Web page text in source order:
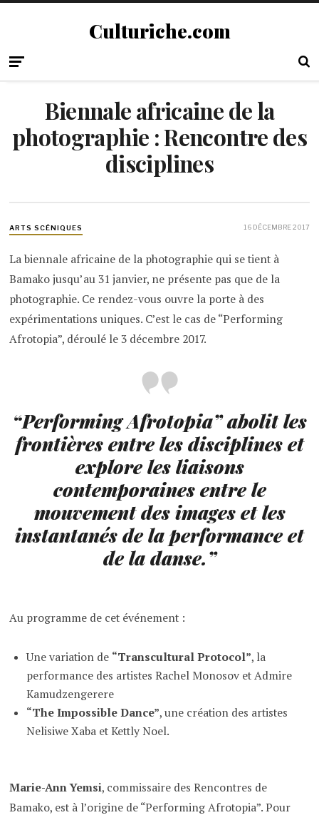
Culturiche.com
Biennale africaine de la
photographie : Rencontre des
disciplines
ARTS SCÉNIQUES 16 DÉCEMBRE 2017
La biennale africaine de la photographie qui se tient à
Bamako jusqu’au 31 janvier, ne présente pas que de la
photographie. Ce rendez-vous ouvre la porte à des
expérimentations uniques. C’est le cas de “Performing
Afrotopia”, déroulé le 3 décembre 2017.
“Performing Afrotopia” abolit les
frontières entre les disciplines et
explore les liaisons
contemporaines entre le
mouvement des images et les
instantanés de la performance et
de la danse.”
Au programme de cet événement :
Une variation de “Transcultural Protocol”, la
performance des artistes Rachel Monosov et Admire
Kamudzengerere
“The Impossible Dance”, une création des artistes
Nelisiwe Xaba et Kettly Noel.
Marie-Ann Yemsi, commissaire des Rencontres de
Bamako, est à l’origine de “Performing Afrotopia”. Pour